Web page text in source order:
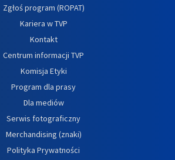
Zgłoś program (ROPAT)
Kariera w TVP
Kontakt
Centrum informacji TVP
Komisja Etyki
Program dla prasy
Dla mediów
Serwis fotograficzny
Merchandising (znaki)
Polityka Prywatności